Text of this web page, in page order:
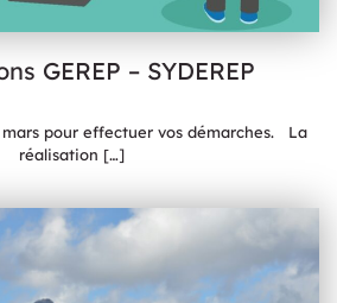
GEREP – SYDEREP
mars pour effectuer vos démarches. La
réalisation […]